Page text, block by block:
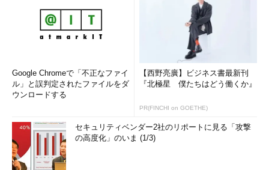
Google Chromeで「不正なファイ
ル」と誤判定されたファイルをダ
ウンロードする
【西野亮廣】ビジネス書最新刊
『北極星 僕たちはどう働くか』
PR(FINCHI on GOETHE)
セキュリティベンダー2社のリポートに見る「攻撃
の高度化」のいま (1/3)